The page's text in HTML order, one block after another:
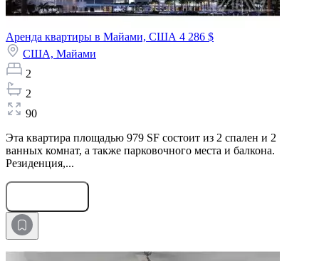
Аренда квартиры в Майами, США 4 286 $
США, Майами
2
2
90
Эта квартира площадью 979 SF состоит из 2 спален и 2
ванных комнат, а также парковочного места и балкона.
Резиденция,...